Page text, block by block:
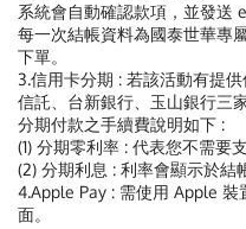
系統會自動確認款項，並發送
每一次結帳資料為國泰世華專
下單。
3.信用卡分期 : 若該活動有提
信託、台新銀行、玉山銀行三
分期付款之手續費說明如下 :
(1) 分期零利率 : 代表您不需要
(2) 分期利息 : 利率會顯示於結
4.Apple Pay : 需使用 Apple
面。